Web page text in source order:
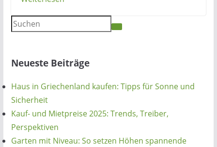
Neueste Beiträge
Haus in Griechenland kaufen: Tipps für Sonne und
Sicherheit
Kauf- und Mietpreise 2025: Trends, Treiber,
Perspektiven
Garten mit Niveau: So setzen Höhen spannende